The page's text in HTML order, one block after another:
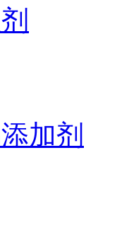
加剂